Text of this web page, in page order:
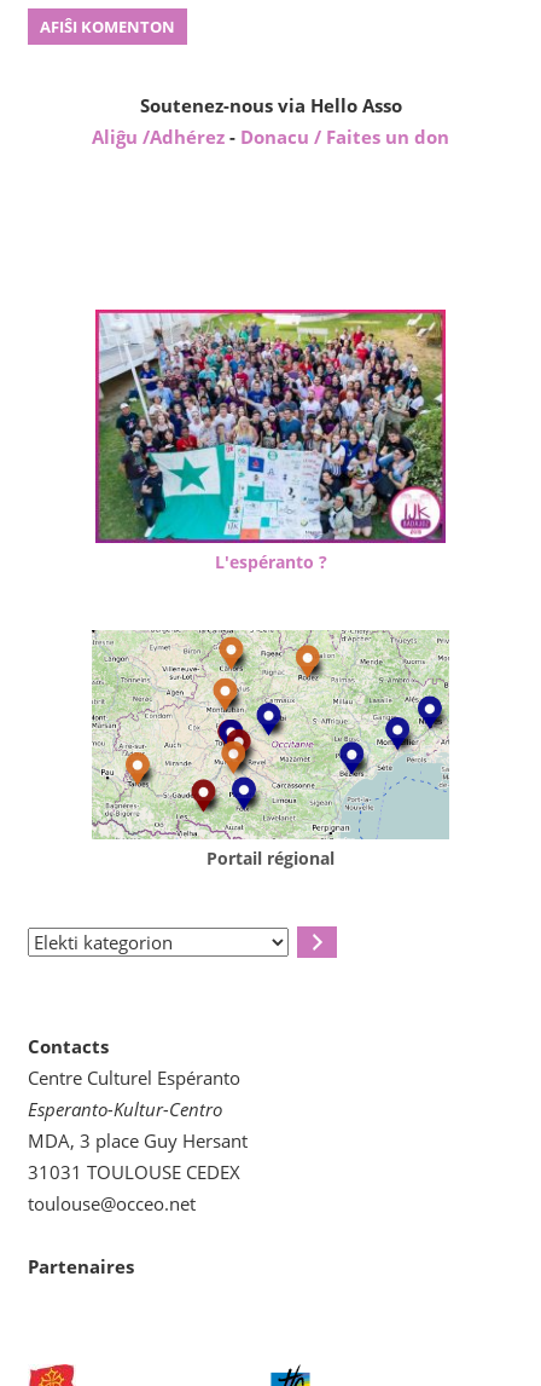
Soutenez-nous via Hello Asso
Aliĝu /Adhérez - Donacu / Faites un don
L'espéranto ?
Portail régional
Elekti
Contacts
Centre Culturel Espéranto
Esperanto-Kultur-Centro
MDA, 3 place Guy Hersant
31031 TOULOUSE CEDEX
toulouse@occeo.net
Partenaires